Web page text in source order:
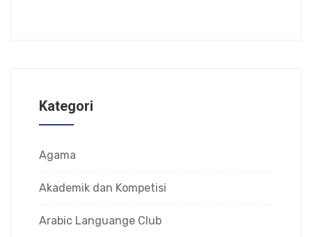
Kategori
Agama
Akademik dan Kompetisi
Arabic Languange Club